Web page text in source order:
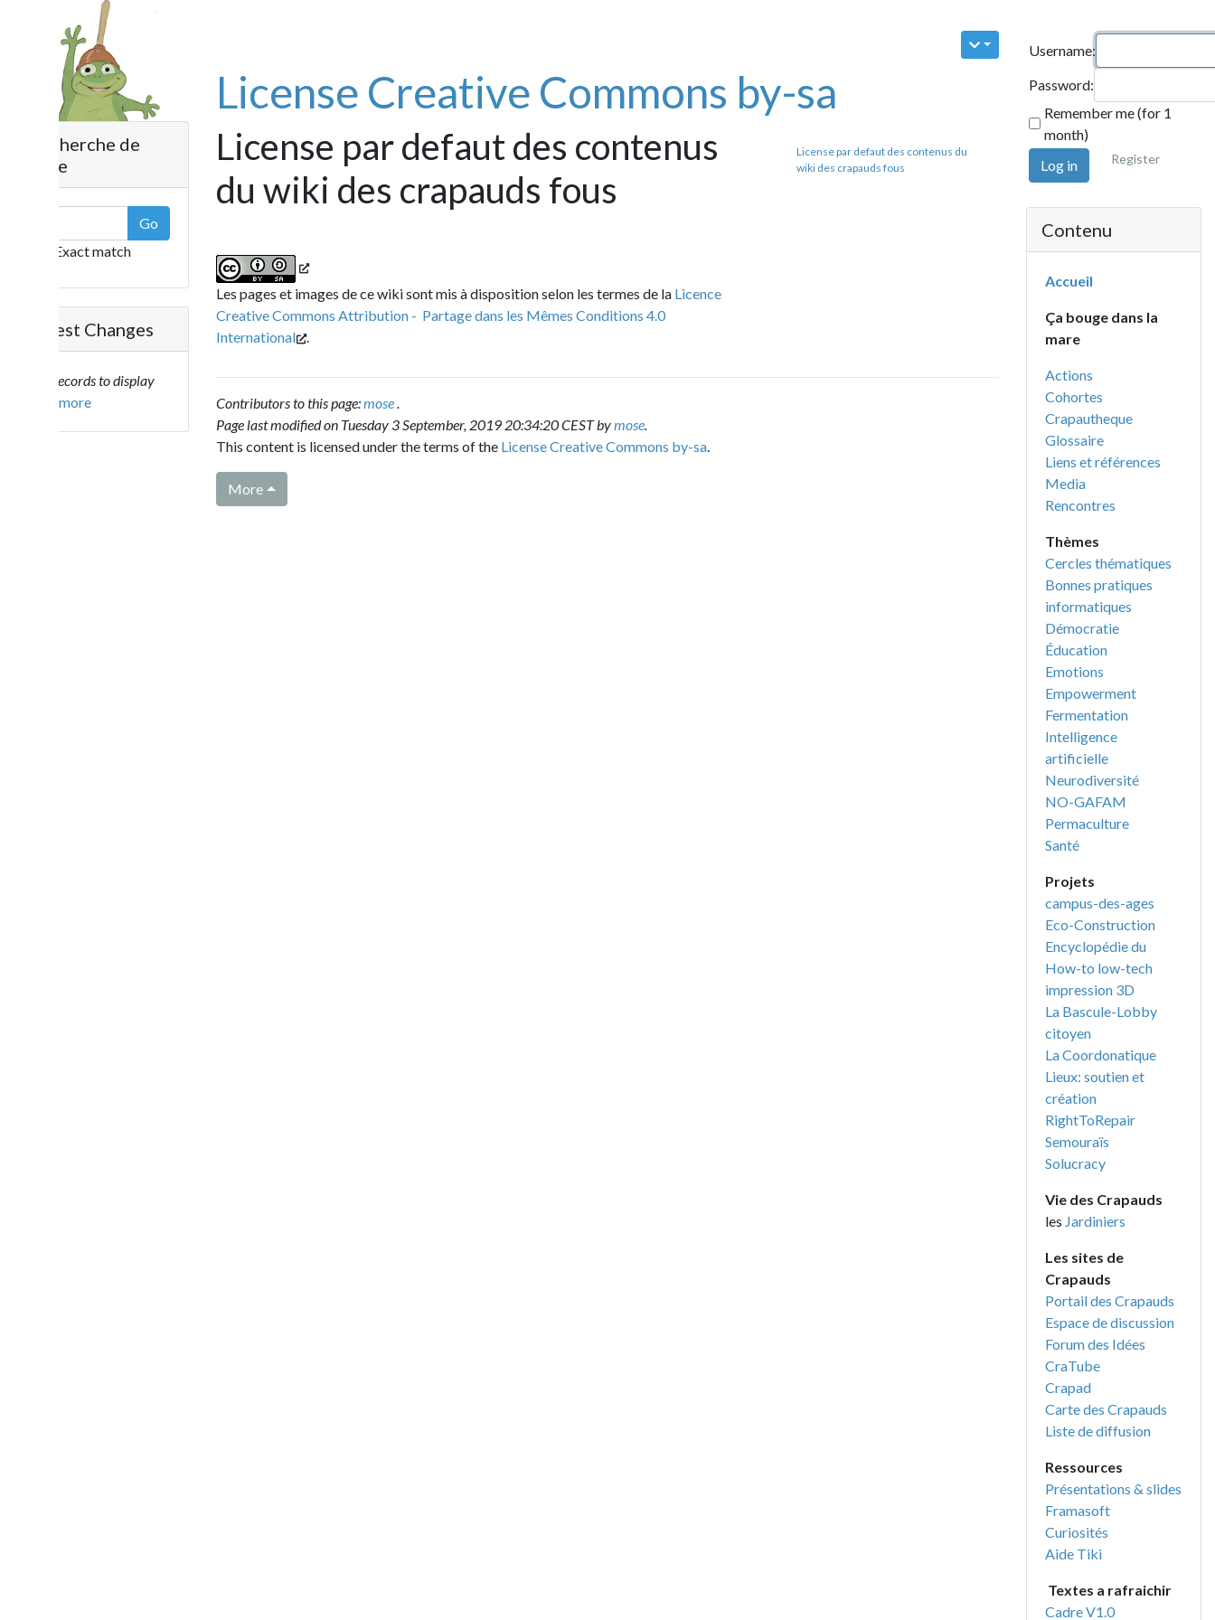
License Creative Commons by-sa
License par defaut des contenus
du wiki des crapauds fous
Les pages et images de ce wiki sont mis à disposition selon les termes de laLicence
Creative Commons Attribution - Partage dans les Mêmes Conditions 4.0
International
.
License par defaut des contenus du
wiki des crapauds fous
Contributors to this page:mose.
Page last modified on Tuesday 3 September, 2019 20:34:20 CEST bymose.
This content is licensed under the terms of theLicense Creative Commons by-sa.
de
match
Changes
to display
Username:
Password:
Remember me (for 1
month)
Register
Contenu
Ça bouge dans la
Actions
Crapautheque
Liens et références
Rencontres
Cercles thématiques
Bonnes pratiques
informatiques
Démocratie
Éducation
Empowerment
Fermentation
Intelligence
artificielle
Neurodiversité
NO-GAFAM
Permaculture
campus-des-ages
Eco-Construction
Encyclopédie du
How-to low-tech
impression 3D
La Bascule-Lobby
La Coordonatique
Lieux: soutien et
RightToRepair
Semouraïs
Solucracy
Vie des Crapauds
Jardiniers
Les sites de
Crapauds
Portail des Crapauds
Espace de discussion
Forum des Idées
Carte des Crapauds
Liste de diffusion
Ressources
Présentations & slides
Framasoft
Curiosités
Textes a rafraichir
Cadre V1.0